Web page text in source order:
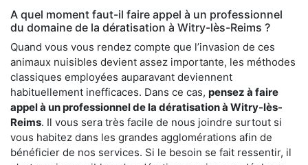
A quel moment faut-il faire appel à un professionnel
du domaine de la dératisation à Witry-lès-Reims ?
Quand vous vous rendez compte que l’invasion de ces
animaux nuisibles devient assez importante, les méthodes
classiques employées auparavant deviennent
habituellement inefficaces. Dans ce cas, pensez à faire
appel à un professionnel de la dératisation à Witry-lès-
Reims. Il vous sera très facile de nous joindre surtout si
vous habitez dans les grandes agglomérations afin de
bénéficier de nos services. Si le besoin se fait ressentir, il